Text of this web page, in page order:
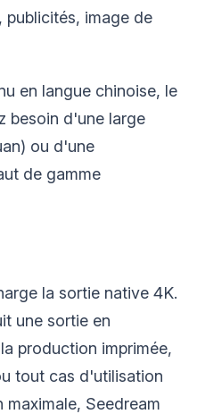
publicités, image de
en langue chinoise, le
besoin d'une large
ou d'une
de gamme
la sortie native 4K.
une sortie en
production imprimée,
tout cas d'utilisation
Seedream